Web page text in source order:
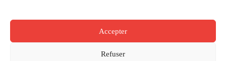
Accepter
Refuser